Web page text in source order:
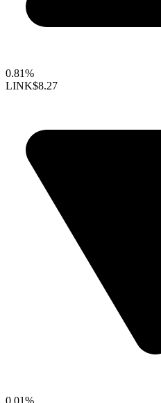
0.81%
LINK$8.27
0.01%